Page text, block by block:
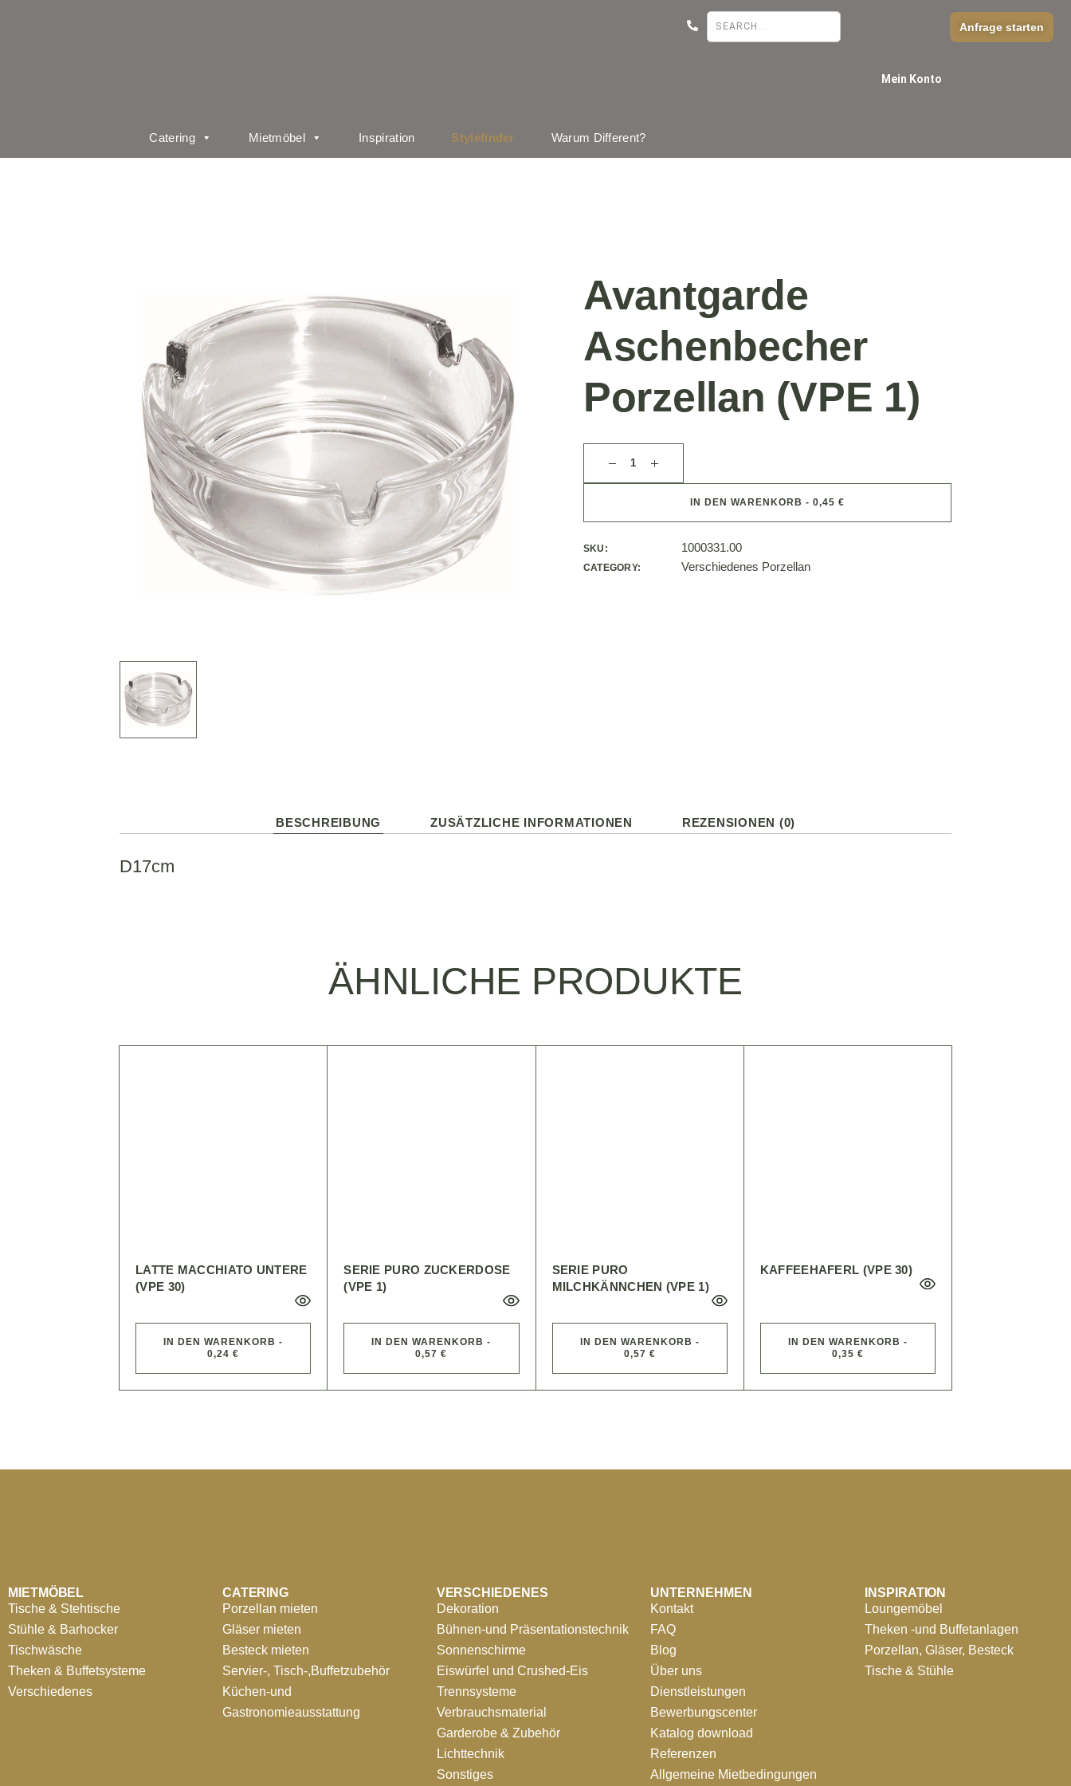
Catering Mietmöbel Inspiration Stylefinder Warum Different?
Mein Konto
Anfrage starten
Avantgarde
Aschenbecher
Porzellan (VPE 1)
IN DEN WARENKORB - 0,45 €
SKU: 1000331.00
CATEGORY: Verschiedenes Porzellan
BESCHREIBUNG ZUSÄTZLICHE INFORMATIONEN REZENSIONEN (0)
D17cm
ÄHNLICHE PRODUKTE
LATTE MACCHIATO UNTERE
(VPE 30)
IN DEN WARENKORB -
0,24 €
SERIE PURO ZUCKERDOSE
(VPE 1)
IN DEN WARENKORB -
0,57 €
SERIE PURO
MILCHKÄNNCHEN (VPE 1)
IN DEN WARENKORB -
0,57 €
KAFFEEHAFERL (VPE 30)
IN DEN WARENKORB -
0,35 €
MIETMÖBEL
Tische & Stehtische
Stühle & Barhocker
Tischwäsche
Theken & Buffetsysteme
Verschiedenes
CATERING
Porzellan mieten
Gläser mieten
Besteck mieten
Servier-, Tisch-,Buffetzubehör
Küchen-und
Gastronomieausstattung
VERSCHIEDENES
Dekoration
Bühnen-und Präsentationstechnik
Sonnenschirme
Eiswürfel und Crushed-Eis
Trennsysteme
Verbrauchsmaterial
Garderobe & Zubehör
Lichttechnik
Sonstiges
UNTERNEHMEN
Kontakt
FAQ
Blog
Über uns
Dienstleistungen
Bewerbungscenter
Katalog download
Referenzen
Allgemeine Mietbedingungen
INSPIRATION
Loungemöbel
Theken -und Buffetanlagen
Porzellan, Gläser, Besteck
Tische & Stühle